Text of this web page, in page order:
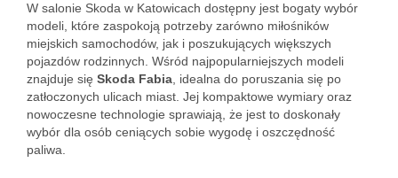
W salonie Skoda w Katowicach dostępny jest bogaty wybór
modeli, które zaspokoją potrzeby zarówno miłośników
miejskich samochodów, jak i poszukujących większych
pojazdów rodzinnych. Wśród najpopularniejszych modeli
znajduje się Skoda Fabia , idealna do poruszania się po
zatłoczonych ulicach miast. Jej kompaktowe wymiary oraz
nowoczesne technologie sprawiają, że jest to doskonały
wybór dla osób ceniących sobie wygodę i oszczędność
paliwa.